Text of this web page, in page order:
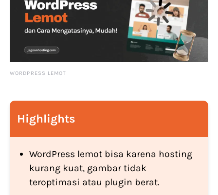
WORDPRESS LEMOT
Highlights
WordPress lemot bisa karena hosting
kurang kuat, gambar tidak
teroptimasi atau plugin berat.